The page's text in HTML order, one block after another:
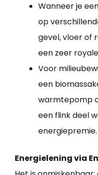
Wanneer je
op
gevel, vloer of
een zeer
Voor
een
warmtepomp
een flink deel
energiepremie.
Energielening via